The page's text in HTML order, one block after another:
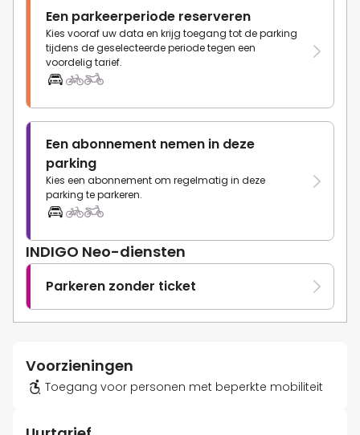
Een parkeerperiode reserveren
Kies vooraf uw data en krijg toegang tot de parking
tijdens de geselecteerde periode tegen een
voordelig tarief.
Een abonnement nemen in deze
parking
Kies een abonnement om regelmatig in deze
parking te parkeren.
INDIGO Neo-diensten
Parkeren zonder ticket
Voorzieningen
Toegang voor personen met beperkte mobiliteit